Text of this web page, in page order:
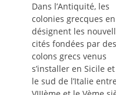
Dans l’Antiquité, les
colonies grecques
désignent les
cités fondées par des
colons grecs venus
s’installer en Sicile
le sud de l’Italie